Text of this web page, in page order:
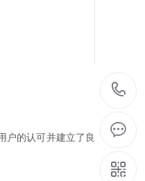
户的认可并建立了良